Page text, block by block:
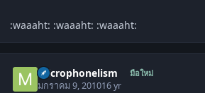
:waaaht: :waaaht: :waaaht:
microphonelism มือใหม่
มกราคม 9, 201016 yr